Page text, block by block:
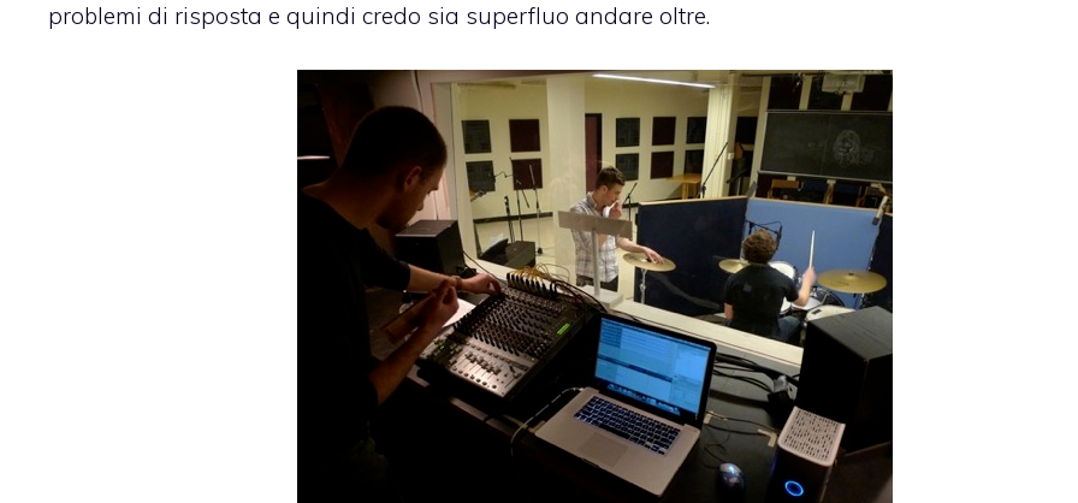
problemi di risposta e quindi credo sia superfluo andare oltre.